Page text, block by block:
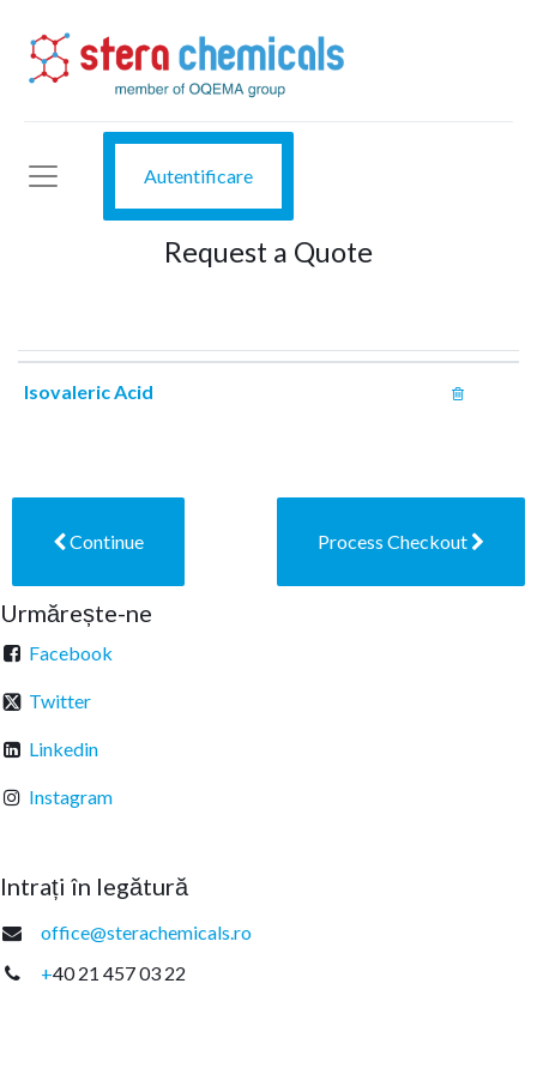
Autentificare
Request a Quote
Isovaleric Acid
Continue Process Checkout
Urmărește-ne
Facebook
Twitter
Linkedin
Instagram
Intrați în legătură
office@sterachemicals.ro
+40 21 457 03 22